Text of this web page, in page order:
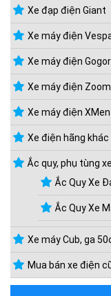
Xe đạp điện Giant
Xe máy điện
Xe máy điện
Xe máy điện
Xe máy điện XMen
Xe điện hãng khác
Ắc quy, phụ tùng xe
Ắc Quy Xe
Ắc Quy Xe
Xe máy Cub, ga
Mua bán xe điện